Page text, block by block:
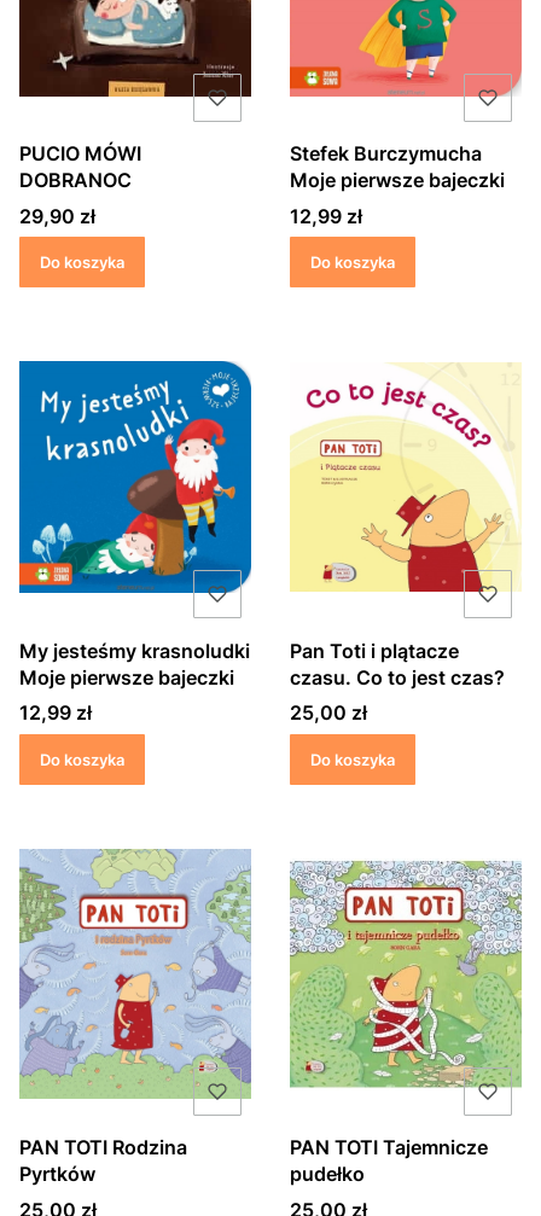
PUCIO MÓWI
DOBRANOC
Cena
29,90 zł
Do koszyka
Stefek Burczymucha
Moje pierwsze bajeczki
Cena
12,99 zł
Do koszyka
My jesteśmy krasnoludki
Moje pierwsze bajeczki
Cena
12,99 zł
Do koszyka
Pan Toti i plątacze
czasu. Co to jest czas?
Cena
25,00 zł
Do koszyka
PAN TOTI Rodzina
Pyrtków
Cena
25,00 zł
PAN TOTI Tajemnicze
pudełko
Cena
25,00 zł